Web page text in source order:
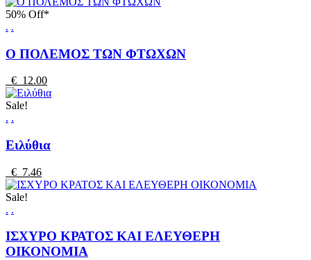
50% Off*
. .
Ο ΠΟΛΕΜΟΣ ΤΩΝ ΦΤΩΧΩΝ
€ 12.00
Sale!
. .
Ειλύθια
€ 7.46
Sale!
. .
ΙΣΧΥΡΟ ΚΡΑΤΟΣ ΚΑΙ ΕΛΕΥΘΕΡΗ
ΟΙΚΟΝΟΜΙΑ